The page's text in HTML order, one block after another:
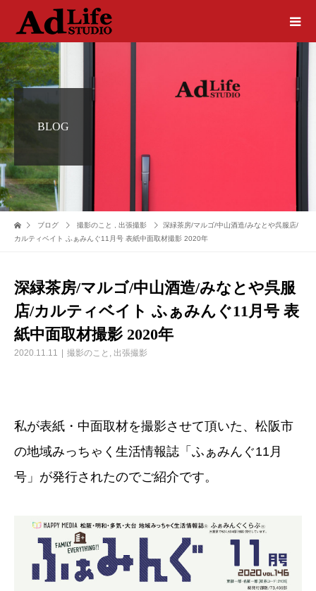
BLOG
ブログ 撮影のこと 出張撮影
深緑茶房/マルゴ/中山酒造/みなとや呉服店/
カルティベイト ふぁみんぐ11月号 表紙中面取材撮影 2020年
深緑茶房/マルゴ/中山酒造/みなとや呉服
店/カルティベイト ふぁみんぐ11月号 表
紙中面取材撮影 2020年
2020.11.11 撮影のこと , 出張撮影
私が表紙・中面取材を撮影させて頂いた、松阪市
の地域みっちゃく生活情報誌「ふぁみんぐ11月
号」が発行されたのでご紹介です。